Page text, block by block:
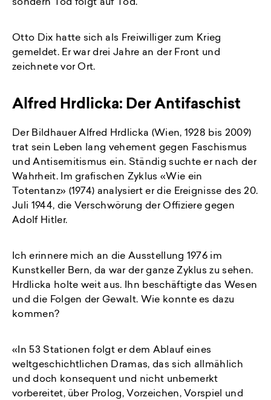
sondern Tod folgt auf Tod.
Otto Dix hatte sich als Freiwilliger zum Krieg
gemeldet. Er war drei Jahre an der Front und
zeichnete vor Ort.
Alfred Hrdlicka: Der Antifaschist
Der Bildhauer Alfred Hrdlicka (Wien, 1928 bis 2009)
trat sein Leben lang vehement gegen Faschismus
und Antisemitismus ein. Ständig suchte er nach der
Wahrheit. Im grafischen Zyklus «Wie ein
Totentanz» (1974) analysiert er die Ereignisse des 20.
Juli 1944, die Verschwörung der Offiziere gegen
Adolf Hitler.
Ich erinnere mich an die Ausstellung 1976 im
Kunstkeller Bern, da war der ganze Zyklus zu sehen.
Hrdlicka holte weit aus. Ihn beschäftigte das Wesen
und die Folgen der Gewalt. Wie konnte es dazu
kommen?
«In 53 Stationen folgt er dem Ablauf eines
weltgeschichtlichen Dramas, das sich allmählich
und doch konsequent und nicht unbemerkt
vorbereitet, über Prolog, Vorzeichen, Vorspiel und